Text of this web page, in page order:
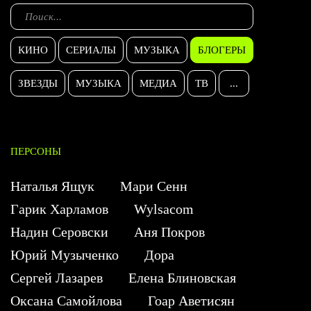
КИНО СЕРИАЛЫ МУЗЫКА БЛОГЕРЫ
ЗВЕЗДЫ МУЗЫКА МЕДИА ТВ ...
ПЕРСОНЫ
Наталья Ящук
Мари Сенн
Гарик Харламов
Wylsacom
Надин Серовски
Аня Покров
Юрий Музыченко
Дора
Сергей Лазарев
Елена Блиновская
Оксана Самойлова
Гоар Аветисян